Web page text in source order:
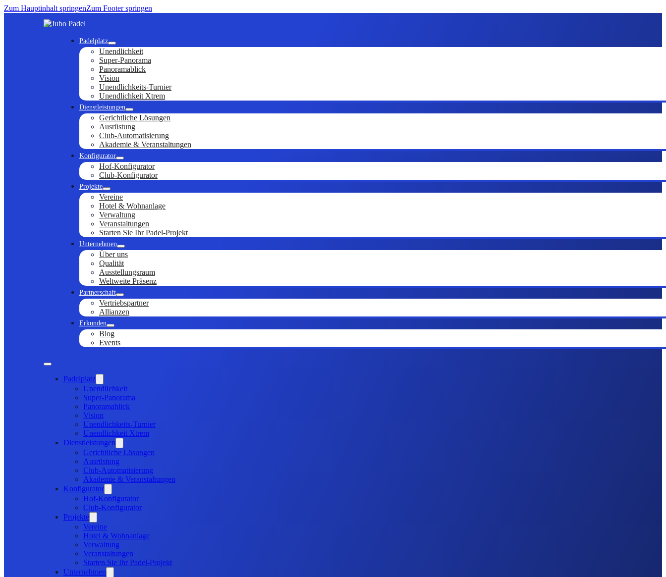
Zum Hauptinhalt springenZum Footer springen
Padelplatz
Unendlichkeit
Super-Panorama
Panoramablick
Vision
Unendlichkeits-Turnier
Unendlichkeit Xtrem
Dienstleistungen
Gerichtliche Lösungen
Ausrüstung
Club-Automatisierung
Akademie & Veranstaltungen
Konfigurator
Hof-Konfigurator
Club-Konfigurator
Projekte
Vereine
Hotel & Wohnanlage
Verwaltung
Veranstaltungen
Starten Sie Ihr Padel-Projekt
Unternehmen
Über uns
Qualität
Ausstellungsraum
Weltweite Präsenz
Partnerschaft
Vertriebspartner
Allianzen
Erkunden
Blog
Events
Padelplatz
Unendlichkeit
Super-Panorama
Panoramablick
Vision
Unendlichkeits-Turnier
Unendlichkeit Xtrem
Dienstleistungen
Gerichtliche Lösungen
Ausrüstung
Club-Automatisierung
Akademie & Veranstaltungen
Konfigurator
Hof-Konfigurator
Club-Konfigurator
Projekte
Vereine
Hotel & Wohnanlage
Verwaltung
Veranstaltungen
Starten Sie Ihr Padel-Projekt
Unternehmen